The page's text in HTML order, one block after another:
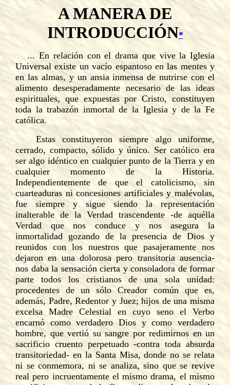
A MANERA DE
INTRODUCCIÓN*
... En relación con el drama que vive la Iglesia
Universal existe un vacío espantoso en las mentes y
en las almas, y un ansia inmensa de nutrirse con el
alimento desesperadamente necesario de las ideas
espirituales, que expuestas por Cristo, constituyen
toda la trabazón inmortal de la Iglesia y de la Fe
católica.
Estas constituyeron siempre algo uniforme,
cerrado, compacto, sólido y único. Ser católico era
ser algo idéntico en cualquier punto de la Tierra y en
cualquier momento de la Historia.
Independientemente de que el catolicismo, sin
cuarteaduras ni concesiones artificiales y malévolas,
fue siempre y sigue siendo la representación
inalterable de la Verdad trascendente -de aquélla
Verdad que nos conduce y nos asegura la
inmortalidad gozando de la presencia de Dios y
reunidos con los nuestros que pasajeramente nos
dejaron en una dolorosa pero transitoria ausencia-
nos daba la sensación cierta y consoladora de formar
parte todos los cristianos de una sola unidad:
procedentes de un sólo Creador común que es,
además, Padre, Redentor y Juez; hijos de una misma
excelsa Madre Celestial en cuyo seno el Verbo
encarnó como verdadero Dios y como verdadero
hombre, que vertió su sangre por redimirnos en un
sacrificio cruento perpetuado -contra toda absurda
transitoriedad- en la Santa Misa, donde no se relata
ni se conmemora, ni se analiza, sino que se revive
real pero incruentamente el mismo drama, el mismo